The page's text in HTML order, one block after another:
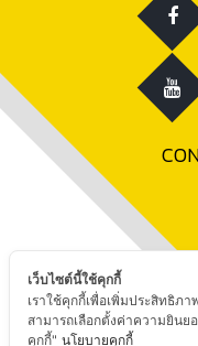
เว็บไซต์นี้ใช้คุกกี้
เราใช้คุกกี้เพื่อเพิ่มประสิทธิภ
สามารถเลือกตั้งค่าความยินย
คุกกี้" นโยบายคุกกี้